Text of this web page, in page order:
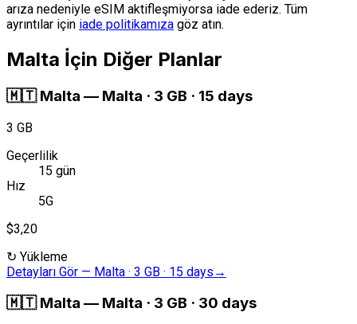
arıza nedeniyle eSIM aktifleşmiyorsa iade ederiz. Tüm
ayrıntılar için iade politikamıza göz atın.
Malta İçin Diğer Planlar
🇲🇹 Malta — Malta · 3 GB · 15 days
3 GB
Geçerlilik
15 gün
Hız
5G
$3,20
↻ Yükleme
Detayları Gör — Malta · 3 GB · 15 days →
🇲🇹 Malta — Malta · 3 GB · 30 days